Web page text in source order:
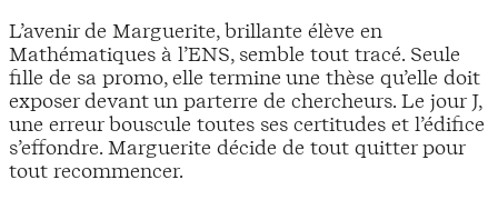
L’avenir de Marguerite, brillante élève en
Mathématiques à l’ENS, semble tout tracé. Seule
fille de sa promo, elle termine une thèse qu’elle doit
exposer devant un parterre de chercheurs. Le jour J,
une erreur bouscule toutes ses certitudes et l’édifice
s’effondre. Marguerite décide de tout quitter pour
tout recommencer.